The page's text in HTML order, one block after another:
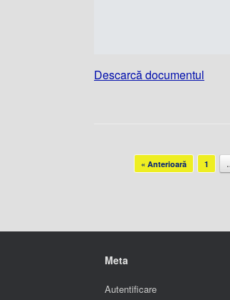
Descarcă documentul
Post navigation« Anterioară 1
Meta
Autentificare